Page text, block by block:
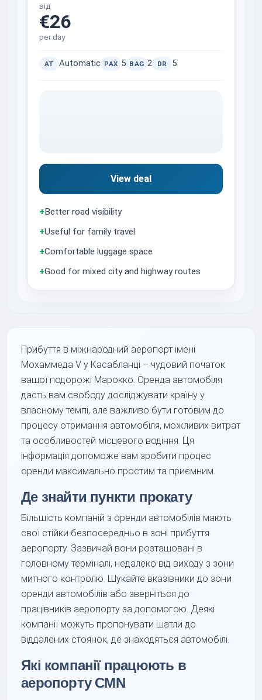
від
€26
per day
AT Automatic PAX 5 BAG 2 DR 5
View deal
+Better road visibility
+Useful for family travel
+Comfortable luggage space
+Good for mixed city and highway routes
Прибуття в міжнародний аеропорт імені
Мохаммеда V у Касабланці – чудовий початок
вашої подорожі Марокко. Оренда автомобіля
дасть вам свободу досліджувати країну у
власному темпі, але важливо бути готовим до
процесу отримання автомобіля, можливих витрат
та особливостей місцевого водіння. Ця
інформація допоможе вам зробити процес
оренди максимально простим та приємним.
Де знайти пункти прокату
Більшість компаній з оренди автомобілів мають
свої стійки безпосередньо в зоні прибуття
аеропорту. Зазвичай вони розташовані в
головному терміналі, недалеко від виходу з зони
митного контролю. Шукайте вказівники до зони
оренди автомобілів або зверніться до
працівників аеропорту за допомогою. Деякі
компанії можуть пропонувати шатли до
віддалених стоянок, де знаходяться автомобілі.
Які компанії працюють в
аеропорту CMN